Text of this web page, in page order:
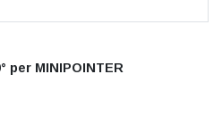
per MINIPOINTER